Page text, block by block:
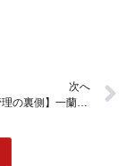
次へ
【一蘭の衛生管理の裏側】一蘭の店舗の仕組みや衛生管理への取り組みについてインタビューしました【一蘭/小戸店】